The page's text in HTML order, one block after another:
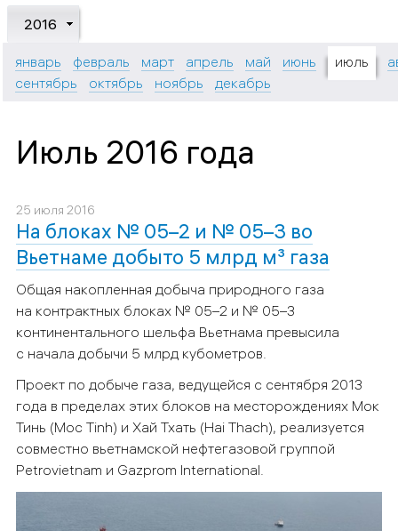
2016
январь февраль март апрель май июнь июль
сентябрь
октябрь ноябрь декабрь
Июль 2016 года
25 июля 2016
На блоках № 05–2 и № 05–3 во
Вьетнаме добыто 5 млрд м³ газа
Общая накопленная добыча природного газа
на контрактных блоках № 05–2 и № 05–3
континентального шельфа Вьетнама превысила
с начала добычи 5 млрд кубометров.
Проект по добыче газа, ведущейся с сентября 2013
года в пределах этих блоков на месторождениях Мок
Тинь (Moc Tinh) и Хай Тхать (Hai Thach), реализуется
совместно вьетнамской нефтегазовой группой
Petrovietnam и Gazprom International.